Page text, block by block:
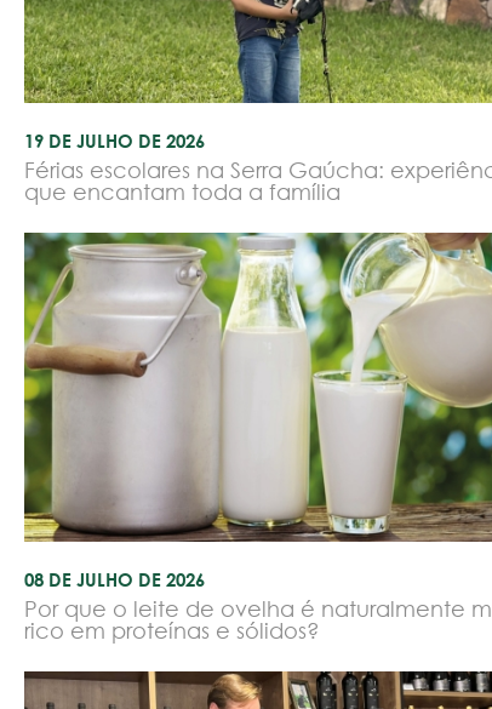
19 DE JULHO DE 2026
Férias escolares na Serra Gaúcha:
que encantam toda a família
08 DE JULHO DE 2026
Por que o leite de ovelha é naturalmente
rico em proteínas e sólidos?